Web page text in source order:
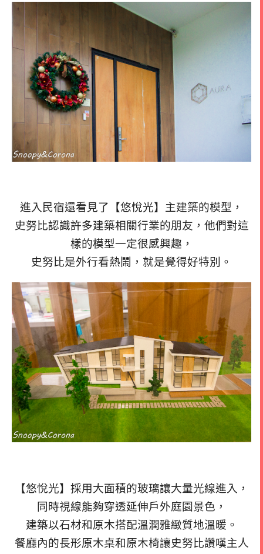
進入民宿還看見了【悠悅光】主建築的模型，
史努比認識許多建築相關行業的朋友，他們對這
樣的模型一定很感興趣，
史努比是外行看熱鬧，就是覺得好特別。
【悠悅光】採用大面積的玻璃讓大量光線進入，
同時視線能夠穿透延伸戶外庭園景色，
建築以石材和原木搭配溫潤雅緻質地溫暖。
餐廳內的長形原木桌和原木椅讓史努比讚嘆主人